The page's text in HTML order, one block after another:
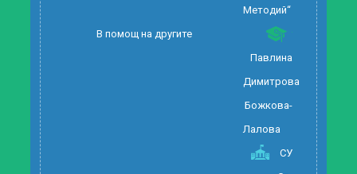
Методий“
В помощ на другите
Павлина
Димитрова
Божкова-
Лалова
СУ